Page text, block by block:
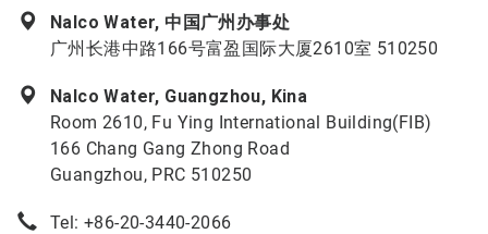
Nalco Water, 中国广州办事处
广州长港中路166号富盈国际大厦2610室 510250
Nalco Water, Guangzhou, Kina
Room 2610, Fu Ying International Building(FIB)
166 Chang Gang Zhong Road
Guangzhou, PRC 510250
Tel: +86-20-3440-2066